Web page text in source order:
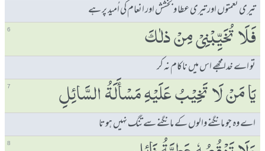
تیری نعمتوں اور تیری عطا و بخشش اور انعام کی اُمید پر ہے
فَلَا تُخَیِّبْنِیْ مِنْ ذلٰكَ 6
تو اے خدا مجھے اس میں ناکام نہ کر
یَا مَنْ لَا تَخِیْبُ عَلَیْہِ مَسْٲَلَۃُ السَّائِلِ 7
اے وہ جو مانگنے والوں کے مانگنے سے تنگ نہیں ہوتا
8